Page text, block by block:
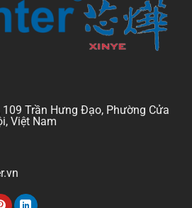
Trần Hưng Đạo, Phường Cửa
Việt Nam